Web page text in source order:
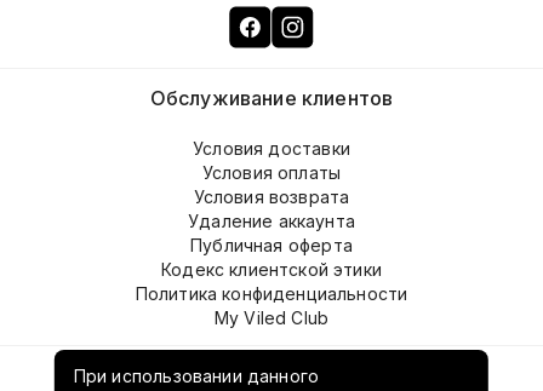
При использовании данного
О компании
Обслуживание клиентов
Условия доставки
Условия оплаты
Условия возврата
Удаление аккаунта
Публичная оферта
Кодекс клиентской этики
Политика конфиденциальности
My Viled Club